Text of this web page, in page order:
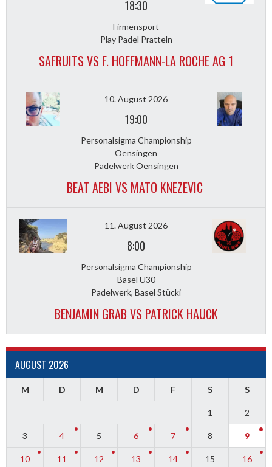
18:30
Firmensport
Play Padel Pratteln
SAFRUITS VS F. HOFFMANN-LA ROCHE AG 1
10. August 2026
19:00
Personalsigma Championship
Oensingen
Padelwerk Oensingen
BEAT AEBI VS MATO KNEZEVIC
11. August 2026
8:00
Personalsigma Championship
Basel U30
Padelwerk, Basel Stücki
BENJAMIN GRAB VS PATRICK HAUCK
AUGUST 2026
M D M D F S S
1 2
3 4 5 6 7 8 9
10 11 12 13 14 15 16